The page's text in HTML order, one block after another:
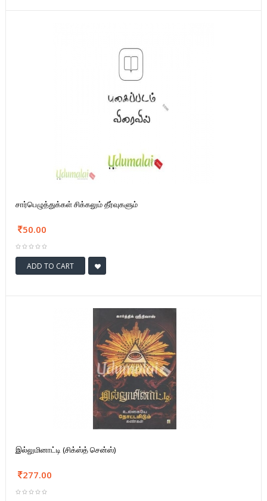
சார்பெழுத்துக்கள் சிக்கலும் தீர்வுகளும்
50.00
ADD TO CART
இல்லுமினாட்டி (சிக்ஸ்த் சென்ஸ்)
277.00